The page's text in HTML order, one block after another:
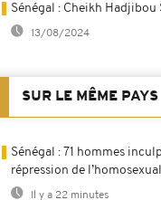
Sénégal : Cheikh
13/08/2024
SUR LE MÊME PAYS
Sénégal : 71 hommes
répression de
Il y a 22 minutes